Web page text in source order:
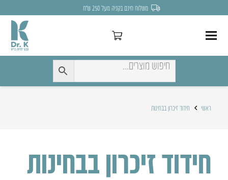
משלוח חינם בקניה מעל 250 ש״ח
ראשי חידוד זיכרון בבחינות
חידוד זיכרון בבחינות